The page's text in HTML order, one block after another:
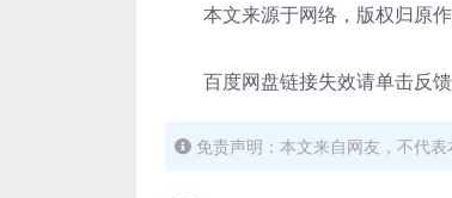
本文来源于网络，版权归原作
百度网盘链接失效请单击反馈
免责声明：本文来自网友，不代